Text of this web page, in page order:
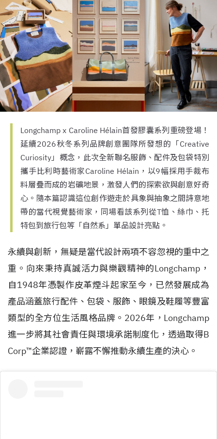
Longchamp x Caroline Hélain首發膠囊系列重磅登場！
延續2026秋冬系列品牌創意團隊所發想的「Creative
Curiosity」概念，此次全新聯名服飾、配件及包袋特別
攜手比利時藝術家Caroline Hélain，以9幅採用手裁布
料層疊而成的岩礦地景，激發人們的探索欲與創意好奇
心。隨本篇認識這位創作遊走於具象與抽象之間詩意地
帶的當代視覺藝術家，同場看該系列從T恤、絲巾、托
特包到旅行包等「自然系」單品設計亮點。
永續與創新，無疑是當代設計兩項不容忽視的重中之
重。向來秉持真誠活力與樂觀精神的Longchamp，
自1948年憑製作皮革煙斗起家至今，已然發展成為
產品涵蓋旅行配件、包袋、服飾、眼鏡及鞋履等豐富
類型的全方位生活風格品牌。2026年，Longchamp
進一步將其社會責任與環境承諾制度化，透過取得B
Corp™企業認證，嶄露不懈推動永續生產的決心。